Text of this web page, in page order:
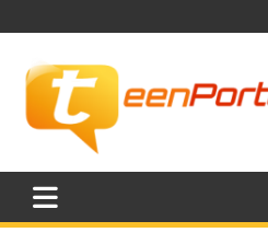
to
TeenPortall